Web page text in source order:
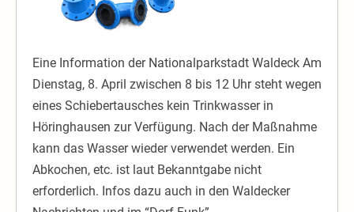
12
Uhr
Eine Information der Nationalparkstadt Waldeck Am
Dienstag, 8. April zwischen 8 bis 12 Uhr steht wegen
eines Schiebertausches kein Trinkwasser in
Höringhausen zur Verfügung. Nach der Maßnahme
kann das Wasser wieder verwendet werden. Ein
Abkochen, etc. ist laut Bekanntgabe nicht
erforderlich. Infos dazu auch in den Waldecker